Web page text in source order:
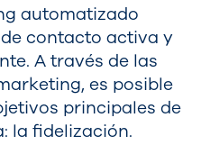
automatizado
contacto activa y
A través de las
es posible
principales de
la fidelización.